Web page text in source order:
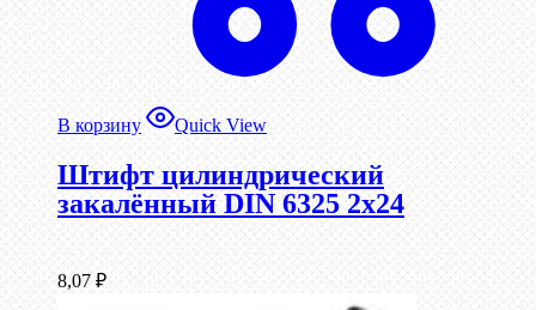
В корзину Quick View
Штифт цилиндрический
закалённый DIN 6325 2х24
8,07 ₽